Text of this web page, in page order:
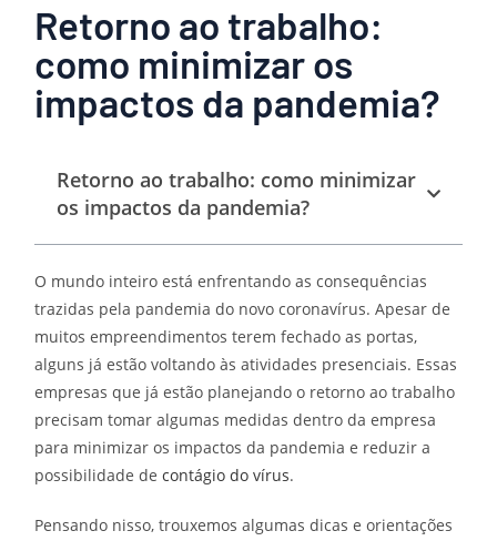
Retorno ao trabalho:
como minimizar os
impactos da pandemia?
Retorno ao trabalho: como minimizar
os impactos da pandemia?
O mundo inteiro está enfrentando as consequências
trazidas pela pandemia do novo coronavírus. Apesar de
muitos empreendimentos terem fechado as portas,
alguns já estão voltando às atividades presenciais. Essas
empresas que já estão planejando o retorno ao trabalho
precisam tomar algumas medidas dentro da empresa
para minimizar os impactos da pandemia e reduzir a
possibilidade decontágio do vírus.
Pensando nisso, trouxemos algumas dicas e orientações